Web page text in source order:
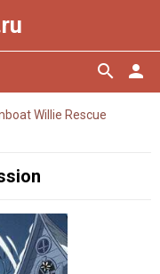
person
search
Willie Rescue